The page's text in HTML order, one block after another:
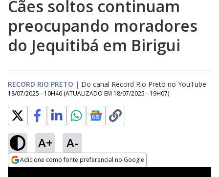
Cães soltos continuam
preocupando moradores
do Jequitibá em Birigui
RECORD RIO PRETO | Do canal Record Rio Preto no YouTube
18/07/2025 - 10H46 (ATUALIZADO EM 18/07/2025 - 19H07)
A+ A-
Adicione como fonte preferencial no Google